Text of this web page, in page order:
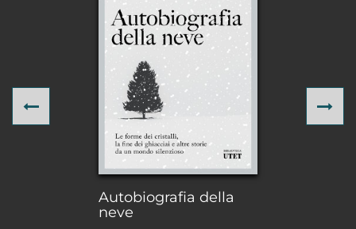
Autobiografia della
neve
Previous